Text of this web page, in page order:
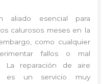
aliado esencial para
calurosos meses en la
como cualquier
fallos o mal
La reparación de aire
es un servicio muy